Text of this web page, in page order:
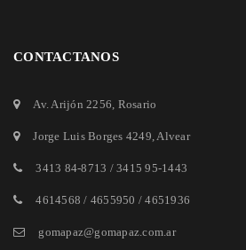
CONTACTANOS
Av. Arijón 2256 , Rosario
Jorge Luis Borges 4249 , Alvear
3413 84-8713 / 3415 95-1443
4614568 / 4655950 / 4651936
gomapaz@gomapaz.com.ar